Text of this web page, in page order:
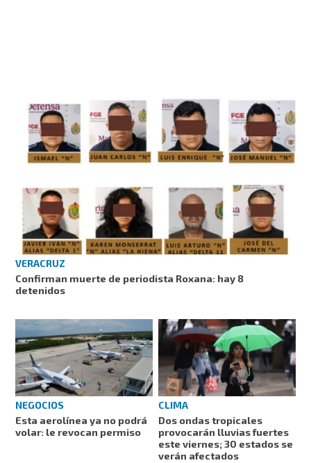
VERACRUZ
Confirman muerte de periodista Roxana: hay 8
detenidos
NEGOCIOS
Esta aerolínea ya no podrá
volar: le revocan permiso
CLIMA
Dos ondas tropicales
provocarán lluvias fuertes
este viernes; 30 estados se
verán afectados